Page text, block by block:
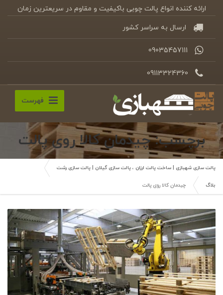
ارائه کننده انواع پالت چوبی باکیفیت و مقاوم در سریعترین زمان
ارسال به سراسر کشور
09035457111
09113324360
فهرست
برچسب: چیدمان کالا روی پالت
پالت سازی شهبازی | ساخت پالت ارزان ، پالت سازی گیلان | پالت سازی رشت
بلاگ چیدمان کالا روی پالت